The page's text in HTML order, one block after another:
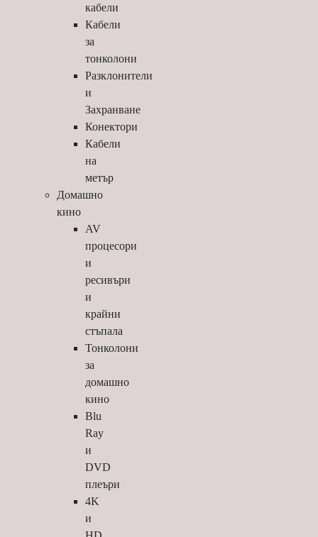
кабели
Кабели
за
тонколони
Разклонители
и
Захранване
Конектори
Кабели
на
метър
Домашно
кино
AV
процесори
и
ресивъри
и
крайни
стъпала
Тонколони
за
домашно
кино
Blu
Ray
и
DVD
плеъри
4K
и